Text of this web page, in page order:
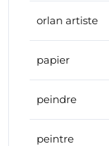
orlan artiste
papier
peindre
peintre